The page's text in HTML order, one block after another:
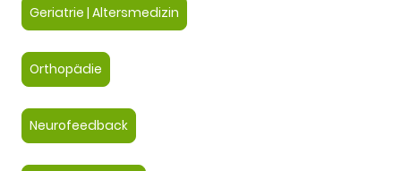
Geriatrie | Altersmedizin
Orthopädie
Neurofeedback